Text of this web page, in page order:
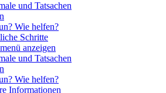
und Tatsachen
Wie helfen?
Schritte
anzeigen
und Tatsachen
Wie helfen?
Informationen